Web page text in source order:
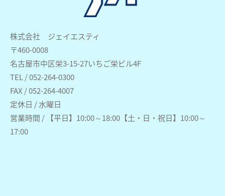
株式会社 ジェイエスティ
〒460-0008
名古屋市中区栄3-15-27いちご栄ビル4F
TEL / 052-264-0300
FAX / 052-264-4007
定休日 / 水曜日
営業時間 / 【平日】10:00～18:00【土・日・祝日】10:00～
17:00